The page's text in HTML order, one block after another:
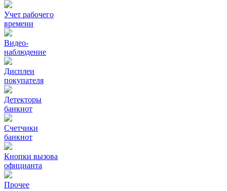
Учет рабочего
времени
Видео‑
наблюдение
Дисплеи
покупателя
Детекторы
банкнот
Счетчики
банкнот
Кнопки вызова
официанта
Прочее